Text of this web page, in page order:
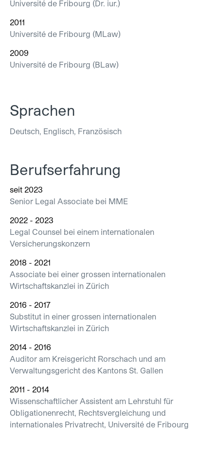
Université de Fribourg (Dr. iur.)
2011
Université de Fribourg (MLaw)
2009
Université de Fribourg (BLaw)
Sprachen
Deutsch, Englisch, Französisch
Berufserfahrung
seit 2023
Senior Legal Associate bei MME
2022 - 2023
Legal Counsel bei einem internationalen
Versicherungskonzern
2018 - 2021
Associate bei einer grossen internationalen
Wirtschaftskanzlei in Zürich
2016 - 2017
Substitut in einer grossen internationalen
Wirtschaftskanzlei in Zürich
2014 - 2016
Auditor am Kreisgericht Rorschach und am
Verwaltungsgericht des Kantons St. Gallen
2011 - 2014
Wissenschaftlicher Assistent am Lehrstuhl für
Obligationenrecht, Rechtsvergleichung und
internationales Privatrecht, Université de Fribourg